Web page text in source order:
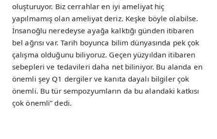
oluşturuyor. Biz cerrahlar en iyi ameliyat hiç
yapılmamış olan ameliyat deriz. Keşke böyle olabilse.
İnsanoğlu neredeyse ayağa kalktığı günden itibaren
bel ağrısı var. Tarih boyunca bilim dünyasında pek çok
çalışma olduğunu biliyoruz. Geçen yüzyıldan itibaren
sebepleri ve tedavileri daha net biliniyor. Bu alanda en
önemli şey Q1 dergiler ve kanıta dayalı bilgiler çok
önemli. Bu tür sempozyumların da bu alandaki katkısı
çok önemli” dedi.